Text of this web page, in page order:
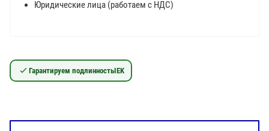
Юридические лица (работаем с НДС)
Гарантируем подлинностьIEK